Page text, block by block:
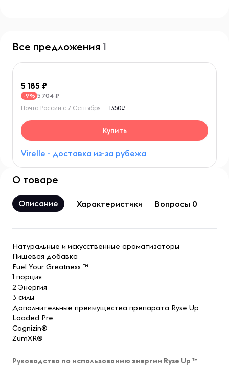
Все предложения 1
5 185
-9% 5 704 ₽
Virelle - доставка из-за рубежа
Почта России с 7 Сентября — 1350₽
Купить
О товаре
Описание Характеристики Вопросы 0
Натуральные и искусственные ароматизаторы
Пищевая добавка
Fuel Your Greatness ™
1 порция
2 Энергия
3 силы
Дополнительные преимущества препарата Ryse Up
Loaded Pre
Cognizin®
ZümXR®
Руководство по использованию энергии Ryse Up ™